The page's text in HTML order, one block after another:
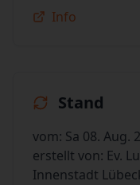
Info
Stand
vom: Sa 08. Aug.
erstellt von: Ev.
Innenstadt